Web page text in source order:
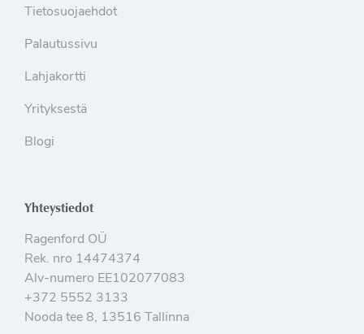
Tietosuojaehdot
Palautussivu
Lahjakortti
Yrityksestä
Blogi
Yhteystiedot
Ragenford OÜ
Rek. nro 14474374
Alv-numero EE102077083
+372 5552 3133
Nooda tee 8, 13516 Tallinna